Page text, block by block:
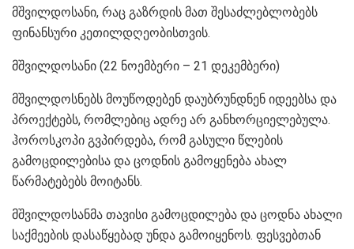
მშვილდოსანი, რაც გაზრდის მათ შესაძლებლობებს
ფინანსური კეთილდღეობისთვის.
მშვილდოსანი (22 ნოემბერი – 21 დეკემბერი)
მშვილდოსნებს მოუწოდებენ დაუბრუნდნენ იდეებსა და
პროექტებს, რომლებიც ადრე არ განხორციელებულა.
ჰოროსკოპი გვპირდება, რომ გასული წლების
გამოცდილებისა და ცოდნის გამოყენება ახალ
წარმატებებს მოიტანს.
მშვილდოსანმა თავისი გამოცდილება და ცოდნა ახალი
საქმეების დასაწყებად უნდა გამოიყენოს. ფესვებთან